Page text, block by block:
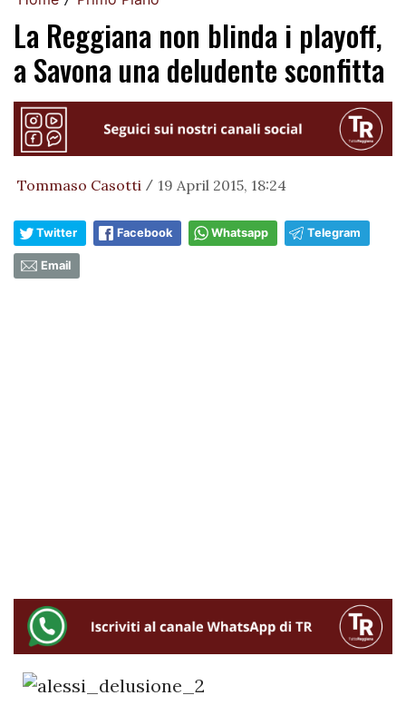
La Reggiana non blinda i playoff,
a Savona una deludente sconfitta
Tommaso Casotti / 19 April 2015, 18:24
Twitter Facebook Whatsapp Telegram
Email